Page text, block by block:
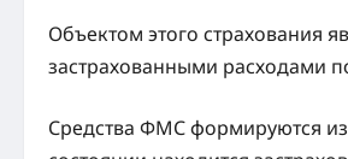
Объектом этого страхования
застрахованными расходами
Средства ФМС формируются из